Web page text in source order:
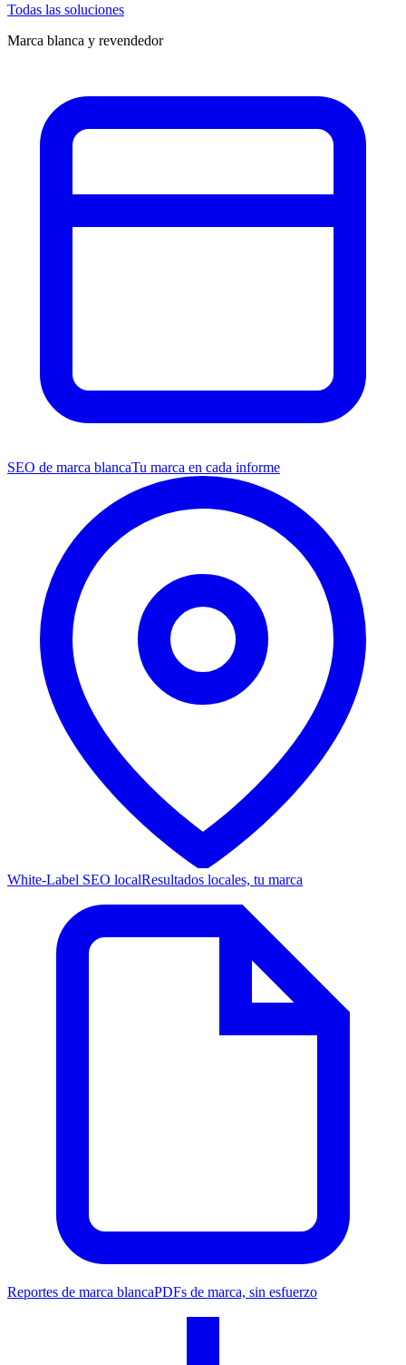
Todas las soluciones
Marca blanca y revendedor
SEO de marca blancaTu marca en cada informe
White-Label SEO localResultados locales, tu marca
Reportes de marca blancaPDFs de marca, sin esfuerzo